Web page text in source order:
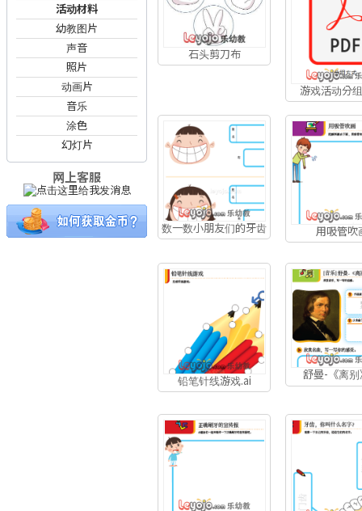
活动材料
幼教图片
声音
照片
动画片
音乐
涂色
幻灯片
网上客服
石头剪刀布
游戏活动分
数一数小朋友们的牙齿 用吸管吹
铅笔针线游戏.ai 舒曼-《离别